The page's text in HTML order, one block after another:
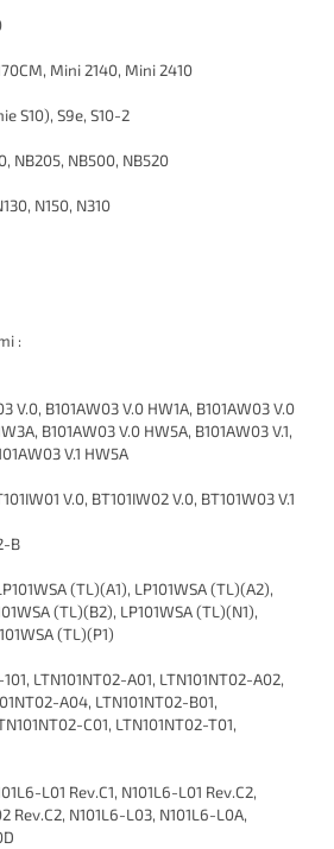
Mini 2140, Mini 2410
S10), S9e, S10-2
NB205, NB500, NB520
N150, N310
:
V.0, B101AW03 V.0 HW1A, B101AW03 V.0
B101AW03 V.0 HW5A, B101AW03 V.1,
V.1 HW5A
V.0, BT101IW02 V.0, BT101W03 V.1
B
(TL)(A1), LP101WSA (TL)(A2),
(TL)(B2), LP101WSA (TL)(N1),
(TL)(P1)
LTN101NT02-A01, LTN101NT02-A02,
A04, LTN101NT02-B01,
C01, LTN101NT02-T01,
L01 Rev.C1, N101L6-L01 Rev.C2,
Rev.C2, N101L6-L03, N101L6-L0A,